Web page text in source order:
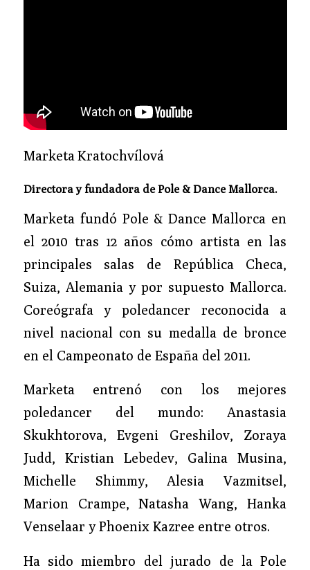
Marketa Kratochvílová
Directora y fundadora de Pole & Dance Mallorca.
Marketa fundó Pole & Dance Mallorca en
el 2010 tras 12 años cómo artista en las
principales salas de República Checa,
Suiza, Alemania y por supuesto Mallorca.
Coreógrafa y poledancer reconocida a
nivel nacional con su medalla de bronce
en el Campeonato de España del 2011.
Marketa entrenó con los mejores
poledancer del mundo: Anastasia
Skukhtorova, Evgeni Greshilov, Zoraya
Judd, Kristian Lebedev, Galina Musina,
Michelle Shimmy, Alesia Vazmitsel,
Marion Crampe, Natasha Wang, Hanka
Venselaar y Phoenix Kazree entre otros.
Ha sido miembro del jurado de la Pole